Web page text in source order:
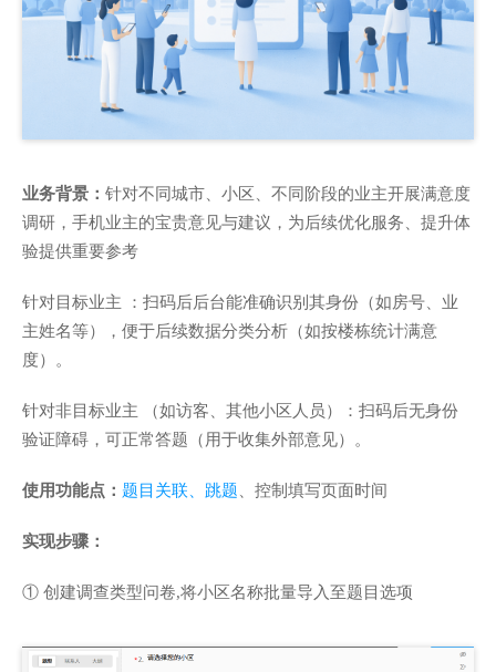
业务背景： 针对不同城市、小区、不同阶段的业主开展满意度
调研，手机业主的宝贵意见与建议，为后续优化服务、提升体
验提供重要参考
针对目标业主 ：扫码后后台能准确识别其身份（如房号、业
主姓名等），便于后续数据分类分析（如按楼栋统计满意
度）。
针对非目标业主 （如访客、其他小区人员）：扫码后无身份
验证障碍，可正常答题（用于收集外部意见）。
使用功能点： 题目关联、跳题 、控制填写页面时间
实现步骤：
① 创建调查类型问卷,将小区名称批量导入至题目选项